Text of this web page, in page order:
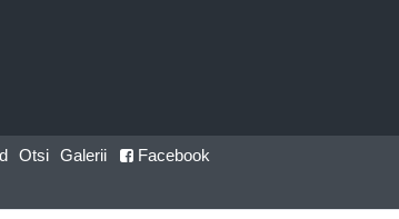
Otsi Galerii Facebook